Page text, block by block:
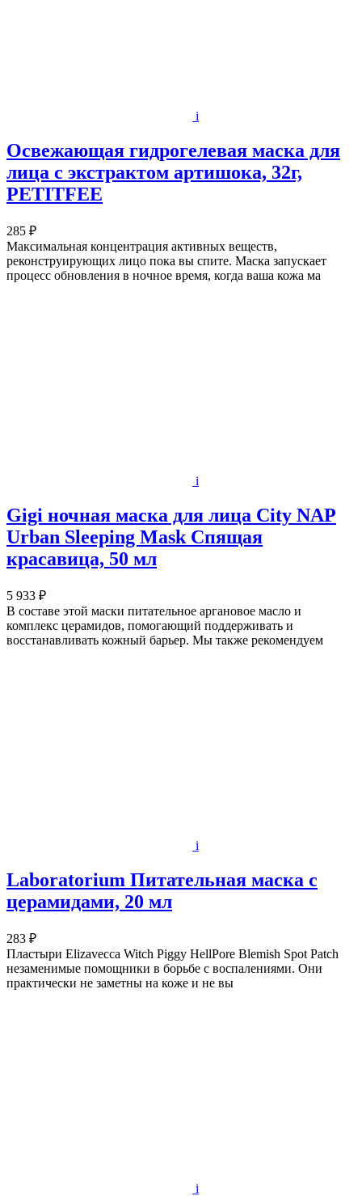
i
Освежающая гидрогелевая маска для
лица с экстрактом артишока, 32г,
PETITFEE
285 ₽
Максимальная концентрация активных веществ,
реконструирующих лицо пока вы спите. Маска запускает
процесс обновления в ночное время, когда ваша кожа ма
i
Gigi ночная маска для лица City NAP
Urban Sleeping Mask Спящая
красавица, 50 мл
5 933 ₽
В составе этой маски питательное аргановое масло и
комплекс церамидов, помогающий поддерживать и
восстанавливать кожный барьер. Мы также рекомендуем
i
Laboratorium Питательная маска с
церамидами, 20 мл
283 ₽
Пластыри Elizavecca Witch Piggy HellPore Blemish Spot Patch
незаменимые помощники в борьбе с воспалениями. Они
практически не заметны на коже и не вы
i